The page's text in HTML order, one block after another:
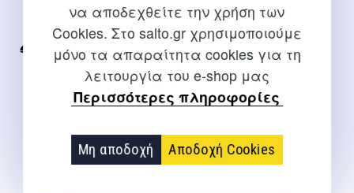
να αποδεχθείτε την χρήση των
Cookies. Στο salto.gr χρησιμοποιούμε
μόνο τα απαραίτητα cookies για τη
λειτουργία του e-shop μας
Περισσότερες πληροφορίες
Μη αποδοχή Αποδοχή Cookies
Για διευκρινίσεις και υποστήριξη παραγγελιών μέσω του
2310 267108
info@salto.gr